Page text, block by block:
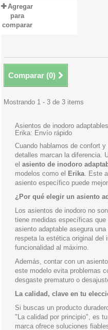
Agregar
para
comparar
Comparar (0)
Mostrando 1 - 3 de 3 items
Asientos de inodoro
Erika: Envío rápido
Cuando hablamos de confort
detalles marcan la diferencia.
el asiento de inodoro
modelos como el Erika. Este
asiento específico puede
¿Por qué elegir un asiento
Los asientos de inodoro no
tiene medidas específicas
asiento adaptable asegura una
respeta la estética original del
funcionalidad al máximo.
Además, contar con un
este modelo evita problemas
desgaste prematuro o
La calidad, clave en tu
Si buscas un producto
"La calidad por principio", es
marca ofrece soluciones